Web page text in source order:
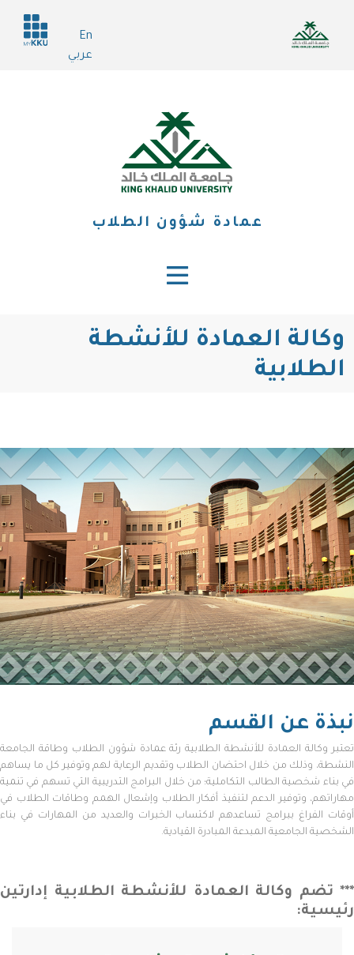
المحتوى
En
عربي
Header
services
عمادة شؤون الطلاب
وكالة العمادة للأنشطة
الطلابية
نبذة عن القسم
تعتبر وكالة العمادة للأنشطة الطلابية رئة عمادة شؤون الطلاب وطاقة الجامعة
النشطة، وذلك من خلال احتضان الطلاب وتقديم الرعاية لهم وتوفير كل ما يساهم
في بناء شخصية الطالب التكاملية؛ من خلال البرامج التدريبية التي تسهم في تنمية
مهاراتهم، وتوفير الدعم لتنفيذ أفكار الطلاب وإشعال الهمم وطاقات الطلاب في
أوقات الفراغ ببرامج تساعدهم لاكتساب الخبرات والعديد من المهارات في بناء
الشخصية الجامعية المبدعة المبادرة القيادية.
*** تضم وكالة العمادة للأنشطة الطلابية إدارتين
رئيسية: